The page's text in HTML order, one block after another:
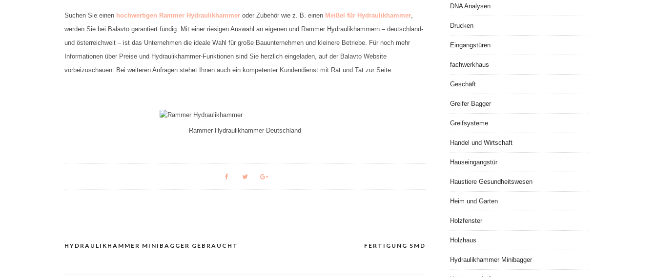
Suchen Sie einen hochwertigen Rammer Hydraulikhammer oder Zubehör wie z. B. einen Meißel für Hydraulikhammer,
werden Sie bei Balavto garantiert fündig. Mit einer riesigen Auswahl an eigenen und Rammer Hydraulikhämmern – deutschland-
und österreichweit – ist das Unternehmen die ideale Wahl für große Bauunternehmen und kleinere Betriebe. Für noch mehr
Informationen über Preise und Hydraulikhammer-Funktionen sind Sie herzlich eingeladen, auf der Balavto Website
vorbeizuschauen. Bei weiteren Anfragen stehet Ihnen auch ein kompetenter Kundendienst mit Rat und Tat zur Seite.
Rammer Hydraulikhammer Deutschland
Navigacija
HYDRAULIKHAMMER MINIBAGGER GEBRAUCHT FERTIGUNG SMD
DNA Analysen
Drucken
Eingangstüren
fachwerkhaus
Geschäft
Greifer Bagger
Greifsysteme
Handel und Wirtschaft
Hauseingangstür
Haustiere Gesundheitswesen
Heim und Garten
Holzfenster
Holzhaus
Hydraulikhammer Minibagger